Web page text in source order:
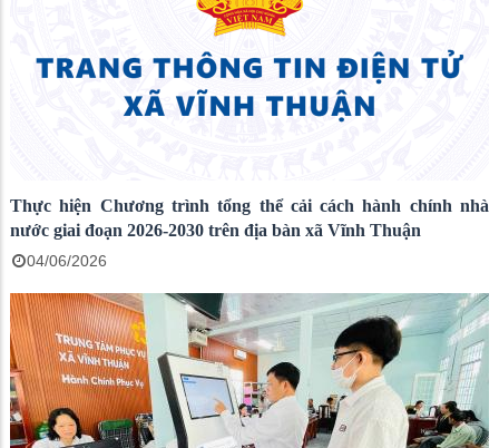
Thực hiện Chương trình tổng thể cải cách hành chính nhà
nước giai đoạn 2026-2030 trên địa bàn xã Vĩnh Thuận
04/06/2026